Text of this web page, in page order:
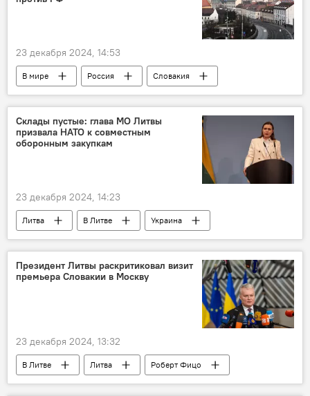
23 декабря 2024, 14:53
В мире Россия
Словакия
санкции против России
санкции
Санкции против России
Склады пустые: глава МО Литвы
призвала НАТО к совместным
оборонным закупкам
23 декабря 2024, 14:23
Литва В Литве
Украина
Минобороны Литвы
Довиле Шакалене
НАТО
ЕС
Президент Литвы раскритиковал визит
премьера Словакии в Москву
23 декабря 2024, 13:32
В Литве Литва
Роберт Фицо
Гитанас Науседа
Владимир Путин